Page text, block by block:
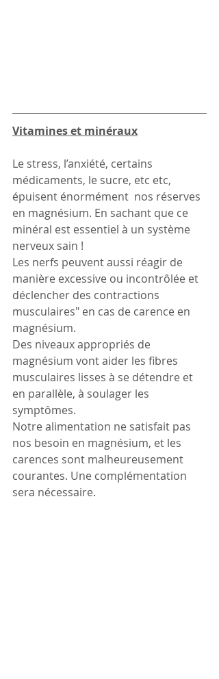
Vitamines et minéraux
Le stress, l’anxiété, certains
médicaments, le sucre, etc etc,
épuisent énormément  nos réserves
en magnésium. En sachant que ce
minéral est essentiel à un système
nerveux sain !
Les nerfs peuvent aussi réagir de
manière excessive ou incontrôlée et
déclencher des contractions
musculaires" en cas de carence en
magnésium.
Des niveaux appropriés de
magnésium vont aider les fibres
musculaires lisses à se détendre et
en parallèle, à soulager les
symptômes.
Notre alimentation ne satisfait pas
nos besoin en magnésium, et les
carences sont malheureusement
courantes. Une complémentation
sera nécessaire.